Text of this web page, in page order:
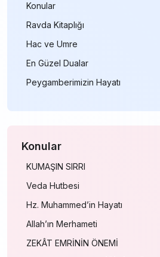
Konular
Ravda Kitaplığı
Hac ve Umre
En Güzel Dualar
Peygamberimizin Hayatı
Konular
KUMAŞIN SIRRI
Veda Hutbesi
Hz. Muhammed’in Hayatı
Allah’ın Merhameti
ZEKÂT EMRİNİN ÖNEMİ